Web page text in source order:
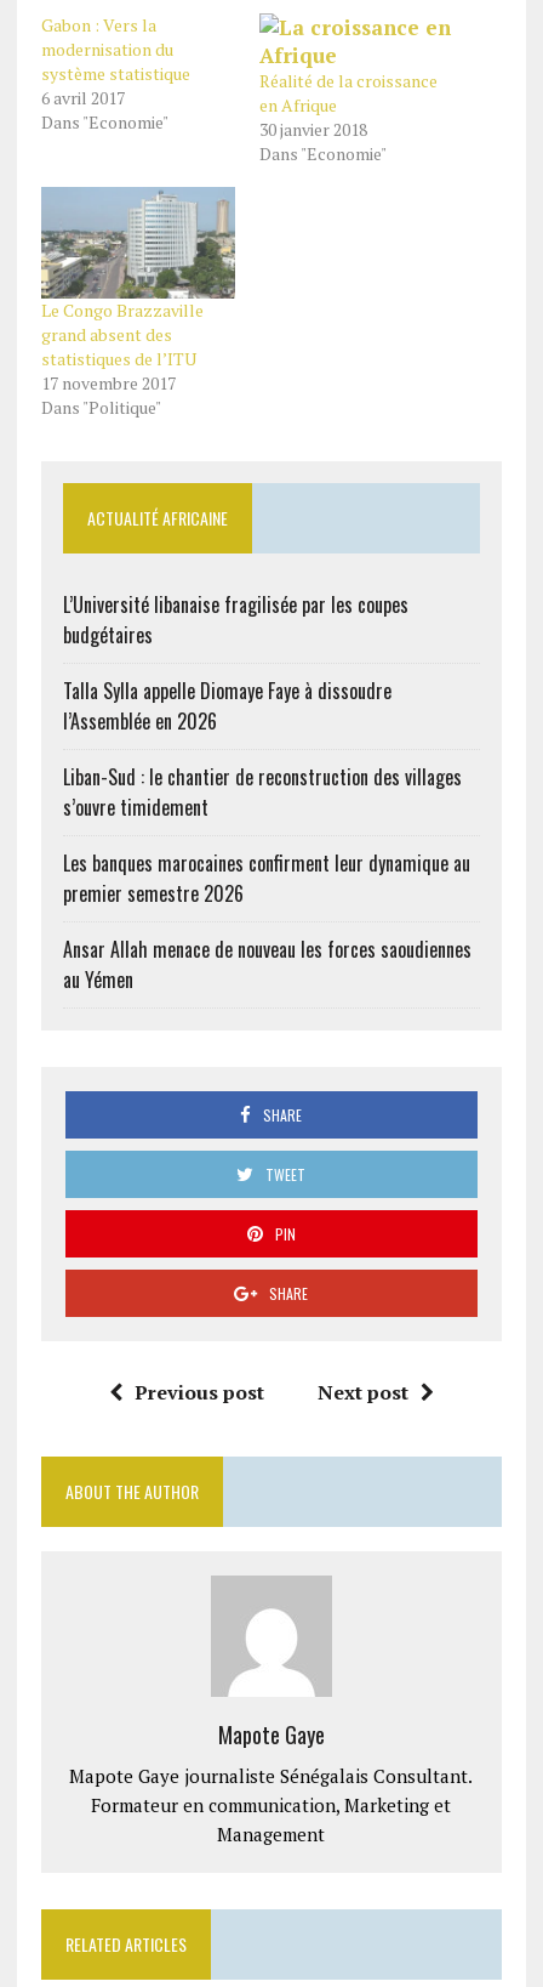
Gabon : Vers la
modernisation du
système statistique
6 avril 2017
Dans "Economie"
Réalité de la croissance
en Afrique
30 janvier 2018
Dans "Economie"
Le Congo Brazzaville
grand absent des
statistiques de l’ITU
17 novembre 2017
Dans "Politique"
ACTUALITÉ AFRICAINE
L’Université libanaise fragilisée par les coupes
budgétaires
Talla Sylla appelle Diomaye Faye à dissoudre
l’Assemblée en 2026
Liban-Sud : le chantier de reconstruction des villages
s’ouvre timidement
Les banques marocaines confirment leur dynamique au
premier semestre 2026
Ansar Allah menace de nouveau les forces saoudiennes
au Yémen
SHARE
TWEET
PIN
SHARE
Previous post Next post
ABOUT THE AUTHOR
Mapote Gaye
Mapote Gaye journaliste Sénégalais Consultant.
Formateur en communication, Marketing et
Management
RELATED ARTICLES